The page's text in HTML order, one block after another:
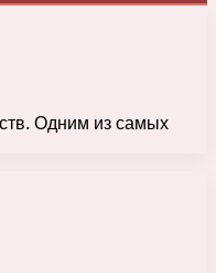
Одним из самых